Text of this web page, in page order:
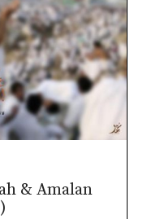
& Amalan